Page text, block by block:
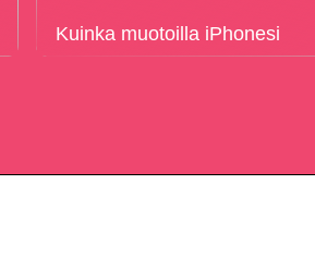
Kuinka muotoilla iPhonesi